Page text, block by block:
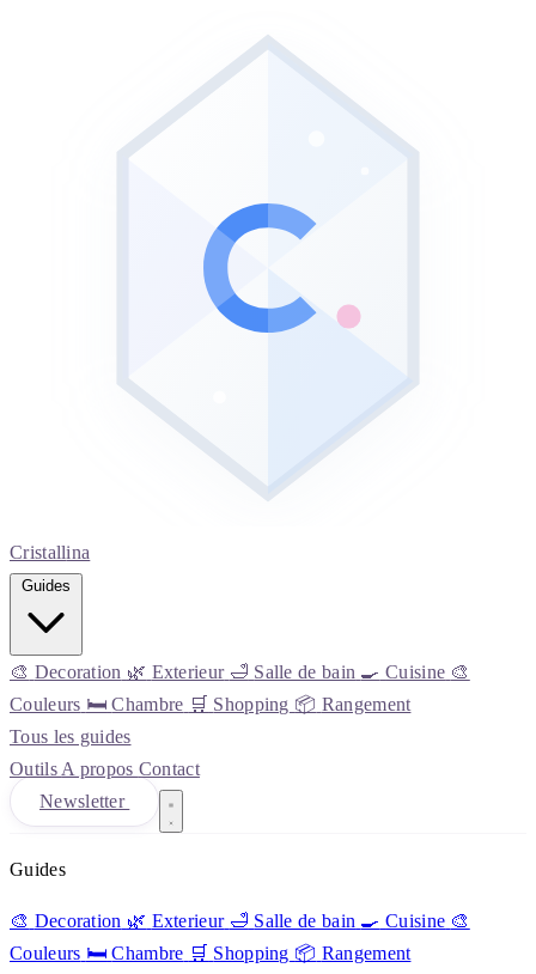
Cristallina
🎨 Decoration 🌿 Exterieur 🛁 Salle de bain 🍳 Cuisine 🎨
Couleurs 🛏️ Chambre 🛒 Shopping 📦 Rangement
Tous les guides
Outils A propos Contact
Newsletter
Guides
🎨 Decoration 🌿 Exterieur 🛁 Salle de bain 🍳 Cuisine 🎨
Couleurs 🛏️ Chambre 🛒 Shopping 📦 Rangement